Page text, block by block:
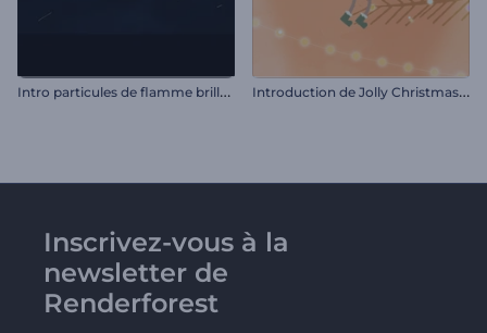
I
ntro particules de flamme brillantes I
ntroduction de Jolly Christmas Mice
Inscrivez-vous à la
newsletter de
Renderforest